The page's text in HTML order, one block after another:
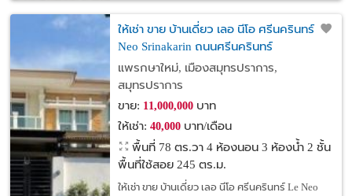
ให้เช่า ขาย บ้านเดี่ยว เลอ นีโอ ศรีนครินทร์ Le
Neo Srinakarin ถนนศรีนครินทร์
แพรกษาใหม่, เมืองสมุทรปราการ,
สมุทรปราการ
ขาย: 11,000,000บาท
ให้เช่า: 40,000บาท/เดือน
พื้นที่ 78 ตร.วา 4 ห้องนอน 3 ห้องน้ำ 2 ชั้น
พื้นที่ใช้สอย 245 ตร.ม.
ให้เช่า ขาย บ้านเดี่ยว เลอ นีโอ ศรีนครินทร์ Le Neo